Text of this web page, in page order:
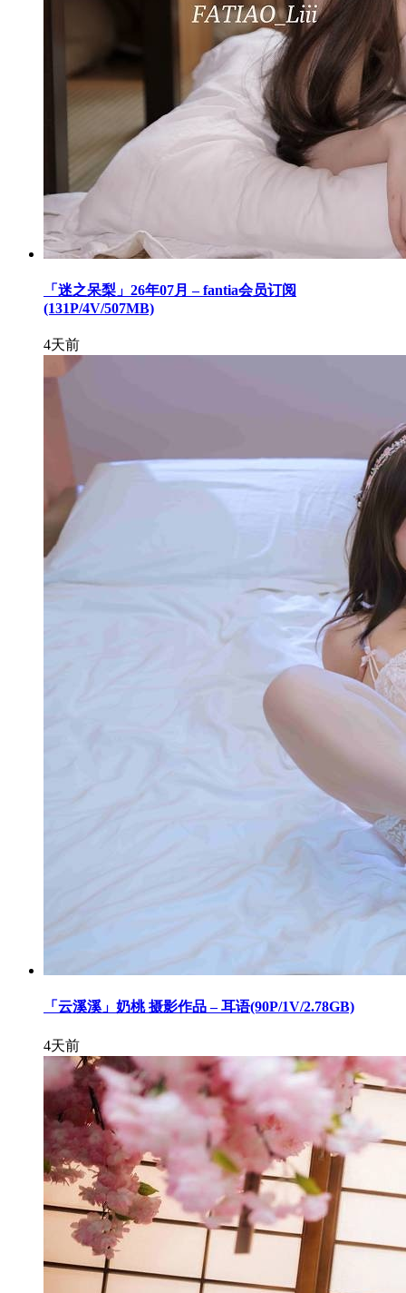
「迷之呆梨」26年07月 – fantia会员订阅
(131P/4V/507MB)
4天前
「云溪溪」奶桃 摄影作品 – 耳语(90P/1V/2.78GB)
4天前